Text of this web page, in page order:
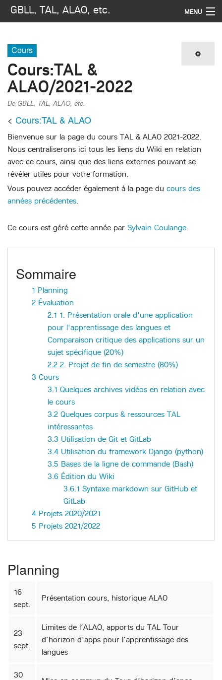
GBLL, TAL, ALAO, etc. MENU
Imprimer / exporter
Rechercher
Cours
Cours:TAL &
ALAO/2021-2022
De GBLL, TAL, ALAO, etc.
< Cours:TAL & ALAO
Bienvenue sur la page du cours TAL & ALAO 2021-2022.
Nous centraliserons ici tous les liens du Wiki en relation
avec ce cours, ainsi que des liens externes pouvant se
révéler utiles pour votre formation.
Vous pouvez accéder également à la page du cours des
années précédentes.
Ce cours est géré cette année par Sylvain Coulange.
Sommaire
1 Planning
2 Évaluation
2.1 1. Présentation orale d'une application
pour l'apprentissage des langues et
Comparaison critique des applications sur un
sujet spécifique (20%)
2.2 2. Projet de fin de semestre (80%)
3 Cours
3.1 Quelques archives vidéos en relation avec
le cours
3.2 Quelques corpus & ressources TAL
intéressantes
3.3 Utilisation de Git et GitLab
3.4 Utilisation du framework Django (python)
3.5 Bases de la ligne de commande (Bash)
3.6 Édition du Wiki
3.6.1 Syntaxe markdown sur GitHub et
GitLab
4 Projets 2020/2021
5 Projets 2021/2022
Planning
16
sept.
Présentation cours, historique ALAO
23
sept.
Limites de l’ALAO, apports du TAL Tour
d’horizon d’apps pour l’apprentissage des
langues
30